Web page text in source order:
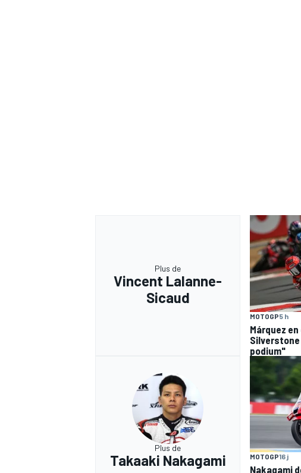
Plus de
Vincent Lalanne-
Sicaud
MOTOGP5 h
Márquez
Silverstone
podium"
Plus de
Takaaki Nakagami MOTOGP16 j
Nakagami